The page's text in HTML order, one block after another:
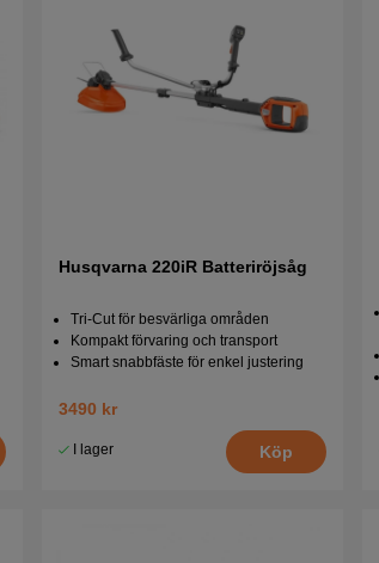
Husqvarna 220iR Batteriröjsåg
Tri-Cut för besvärliga områden
Kompakt förvaring och transport
Smart snabbfäste för enkel justering
3490 kr
I lager Köp